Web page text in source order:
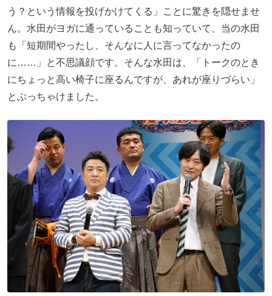
う？という情報を投げかけてくる」ことに驚きを隠せませ
ん。水田がヨガに通っていることも知っていて、当の水田
も「短期間やったし、そんなに人に言ってなかったの
に……」と不思議顔です。そんな水田は、「トークのとき
にちょっと高い椅子に座るんですが、あれが座りづらい」
とぶっちゃけました。